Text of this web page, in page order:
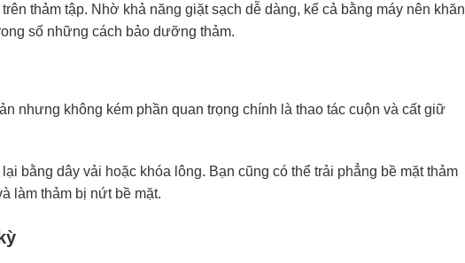
thảm tập. Nhờ khả năng giặt sạch dễ dàng, kể cả bằng máy nên khăn
số những cách bảo dưỡng thảm.
nhưng không kém phần quan trọng chính là thao tác cuộn và cất giữ
bằng dây vải hoặc khóa lông. Bạn cũng có thể trải phẳng bề mặt thảm
làm thảm bị nứt bề mặt.